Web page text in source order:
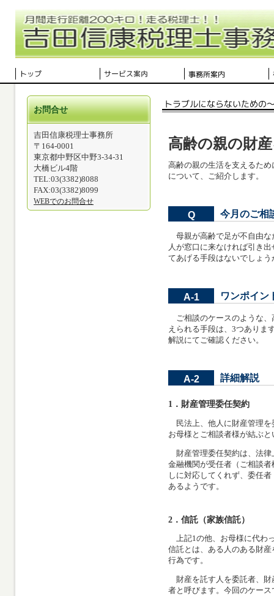
高齢の親の財
高齢の親の生活を支えるた
について、ご紹介します。
Q 今月のご相
母親が高齢で足が不自由な
人が窓口に来なければ引き
てあげる手段はないでしょう
A-1 ワンポイン
ご相談のケースのような、
えられる手段は、3つありま
解説にてご確認ください。
A-2 詳細解説
1．財産管理委任契約
民法上、他人に財産管理を
お母様とご相談者様が結ぶ
財産管理委任契約は、法律
金融機関が受任者（ご相談
しに対応してくれず、委任
あるようです。
2．信託（家族信託）
上記1の他、お母様に代わ
信託とは、ある人のある財
行為です。
財産を託す人を委託者、財
者と呼びます。今回のケー
お問合せ
吉田信康税理士事務所
〒164-0001
東京都中野区中野3-34-31
大橋ビル4階
TEL:03(3382)8088
FAX:03(3382)8099
WEBでのお問合せ